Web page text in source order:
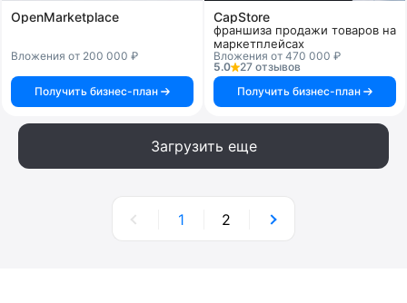
OpenMarketplace
Вложения от 200 000 ₽
Получить бизнес-план
CapStore
франшиза продажи товаров на
маркетплейсах
Вложения от 470 000 ₽
5.0
27 отзывов
Получить бизнес-план
Загрузить еще
1 2